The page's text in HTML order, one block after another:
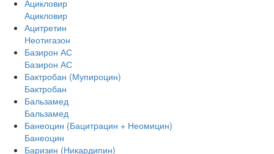
Ацикловир
Ацикловир
Ацитретин
Неотигазон
Базирон АС
Базирон АС
Бактробан (Мупироцин)
Бактробан
Бальзамед
Бальзамед
Банеоцин (Бацитрацин + Неомицин)
Банеоцин
Баризин (Никардипин)